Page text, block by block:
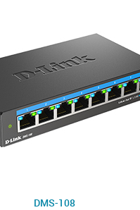
DMS-108